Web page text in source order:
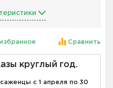
Сравнить
круглый год.
с 1 апреля по 30